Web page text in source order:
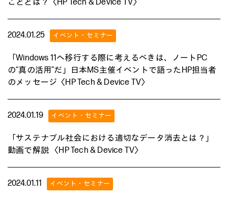
こととは？〈HP Tech & Device TV〉
2024.01.25
「Windows 11へ移行する際に考えるべきは、ノートPC
の“真の活用”だ」日本MS主催イベントで語ったHP担当者
のメッセージ〈HP Tech & Device TV〉
2024.01.19
「サステナブル社会における適切なデータ消去とは？」
動画で解説 〈HP Tech & Device TV〉
2024.01.11